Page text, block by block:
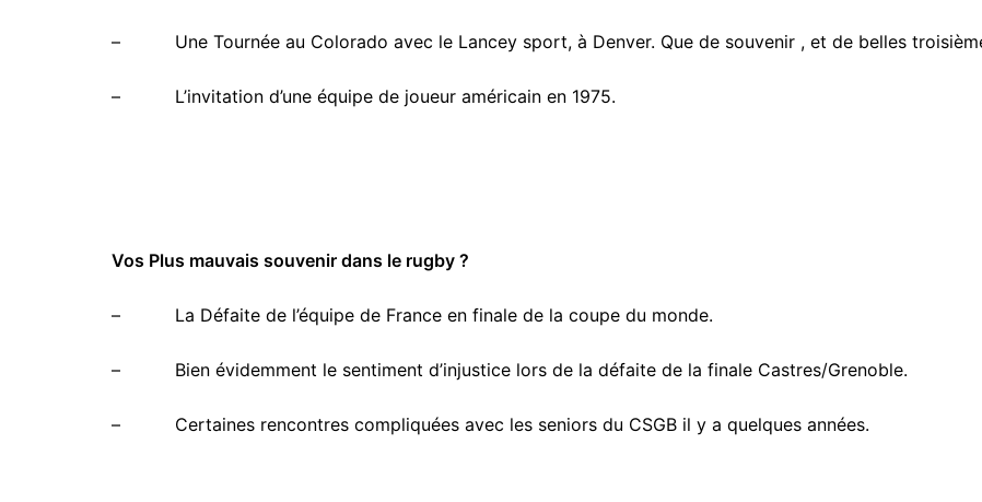
– Une Tournée au Colorado avec le Lancey sport, à Denver. Que de souvenir , et de belles
– L’invitation d’une équipe de joueur américain en 1975.
Vos Plus mauvais souvenir dans le rugby ?
– La Défaite de l’équipe de France en finale de la coupe du monde.
– Bien évidemment le sentiment d’injustice lors de la défaite de la finale Castres/Grenoble.
– Certaines rencontres compliquées avec les seniors du CSGB il y a quelques années.